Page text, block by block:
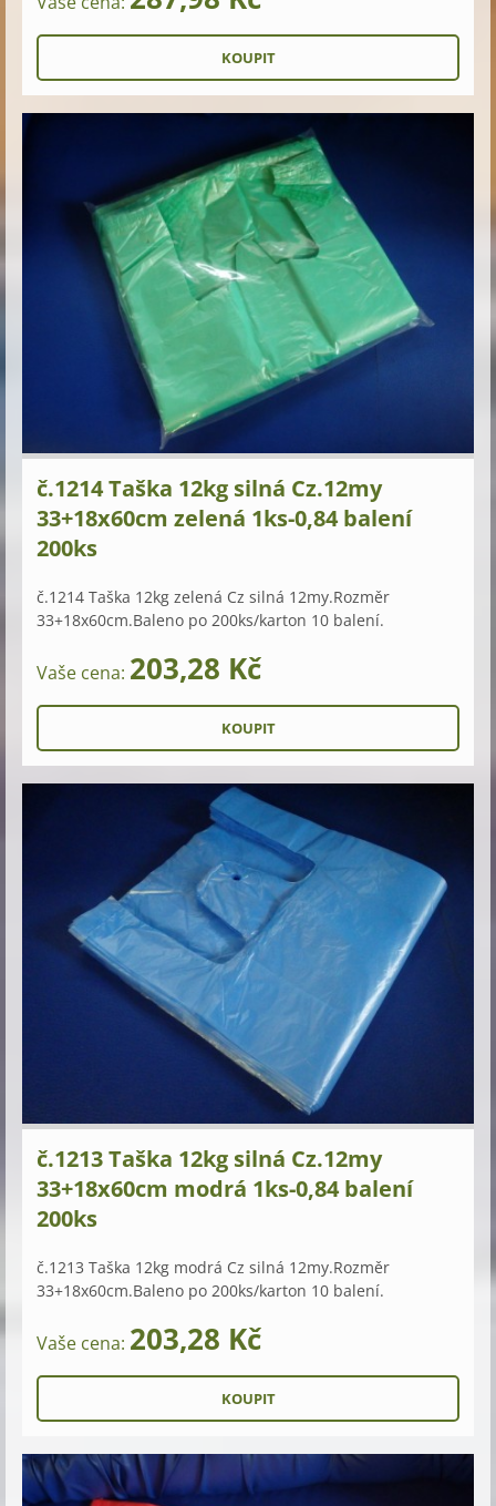
č.1214 Taška 12kg silná Cz.12my
33+18x60cm zelená 1ks-0,84 balení
200ks
č.1214 Taška 12kg zelená Cz silná 12my.Rozměr
33+18x60cm.Baleno po 200ks/karton 10 balení.
Vaše cena: 203,28 Kč
č.1213 Taška 12kg silná Cz.12my
33+18x60cm modrá 1ks-0,84 balení
200ks
č.1213 Taška 12kg modrá Cz silná 12my.Rozměr
33+18x60cm.Baleno po 200ks/karton 10 balení.
Vaše cena: 203,28 Kč